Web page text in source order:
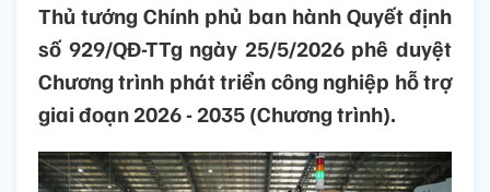
Thủ tướng Chính phủ ban hành Quyết định
số 929/QĐ-TTg ngày 25/5/2026 phê duyệt
Chương trình phát triển công nghiệp hỗ trợ
giai đoạn 2026 - 2035 (Chương trình).